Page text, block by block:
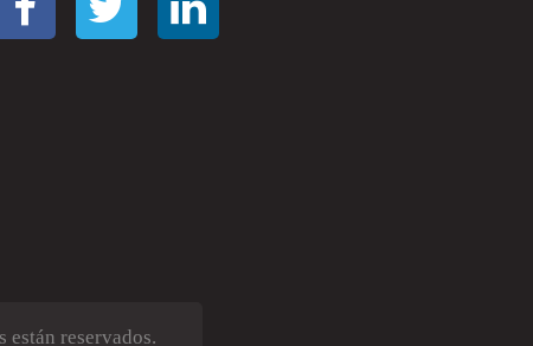
están reservados.